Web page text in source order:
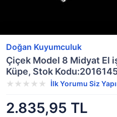
Doğan Kuyumculuk
Çiçek Model 8 Midyat El
Küpe, Stok
İlk Yorumu Siz
2.835,95 TL